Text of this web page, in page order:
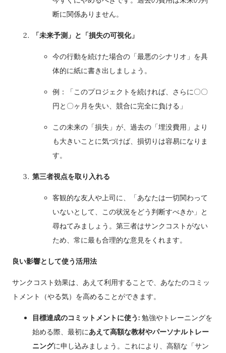
断に関係ありません。
「未来予測」と「損失の可視化」
今の行動を続けた場合の「最悪のシナリオ」を具
体的に紙に書き出しましょう。
例：「このプロジェクトを続ければ、さらに〇〇
円と〇ヶ月を失い、競合に完全に負ける」
この未来の「損失」が、過去の「埋没費用」より
も大きいことに気づけば、損切りは容易になりま
す。
第三者視点を取り入れる
客観的な友人や上司に、「あなたは一切関わって
いないとして、この状況をどう判断すべきか」と
尋ねてみましょう。第三者はサンクコストがない
ため、常に最も合理的な意見をくれます。
良い影響として使う活用法
サンクコスト効果は、あえて利用することで、あなたのコミッ
トメント（やる気）を高めることができます。
目標達成のコミットメントに使う: 勉強やトレーニングを
始める際、最初にあえて高額な教材やパーソナルトレー
ニングに申し込みましょう。これにより、高額な「サン